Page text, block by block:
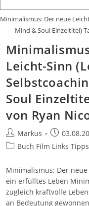
Minimalismus: Der neue
Mind & Soul Einzeltitel)
Leicht-Sinn
Soul
von Ryan
Beitrags-
Autor:
Markus
Beitrag
Beitrags-
Buch Film Links Tipps
Minimalismus: Der
ein erfülltes Leben
zugleich kraftvolle
an Bedeutung